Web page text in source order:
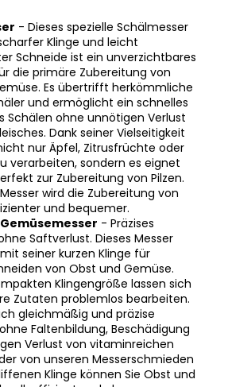
Klinge und leicht
Schneide ist ein unverzichtbares
die primäre Zubereitung von
Es übertrifft herkömmliche
und ermöglicht ein schnelles
Schälen ohne unnötigen Verlust
Dank seiner Vielseitigkeit
nur Äpfel, Zitrusfrüchte oder
verarbeiten, sondern es eignet
zur Zubereitung von Pilzen.
wird die Zubereitung von
und bequemer.
- Präzises
Saftverlust. Dieses Messer
seiner kurzen Klinge für
von Obst und Gemüse.
Klingengröße lassen sich
Zutaten problemlos bearbeiten.
gleichmäßig und präzise
Faltenbildung, Beschädigung
Verlust von vitaminreichen
von unseren Messerschmieden
Klinge können Sie Obst und
effizient und ohne